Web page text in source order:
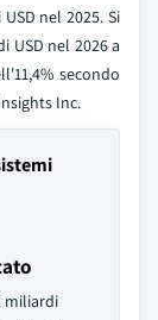
nel 2025. Si
USD nel 2026 a
secondo
Inc.
miliardi